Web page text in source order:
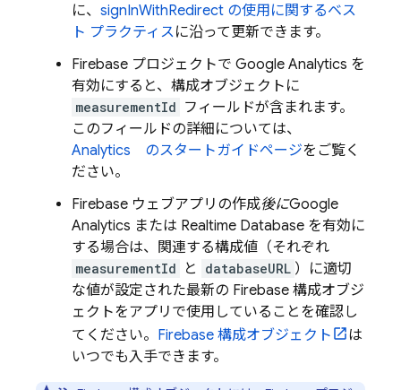
に、 signInWithRedirect の使用に関するベス
ト プラクティスに沿って更新できます。
Firebase プロジェクトで Google Analytics を
有効にすると、構成オブジェクトに
measurementId フィールドが含まれます。
このフィールドの詳細については、
Analytics のスタートガイドページをご覧く
ださい。
Firebase ウェブアプリの作成後にGoogle
Analytics または Realtime Database を有効に
する場合は、関連する構成値（それぞれ
measurementId と databaseURL ）に適切
な値が設定された最新の Firebase 構成オブジ
ェクトをアプリで使用していることを確認し
てください。 Firebase 構成オブジェクト
は
いつでも入手できます。